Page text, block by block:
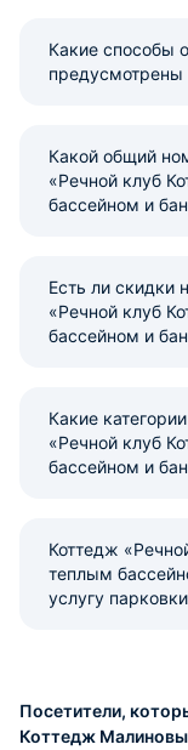
Какие способы
предусмотрены
Какой общий
«Речной клуб
бассейном и
Есть ли скидки
«Речной клуб
бассейном и
Какие
«Речной клуб
бассейном и
Коттедж
теплым
услугу
Посетители,
Коттедж